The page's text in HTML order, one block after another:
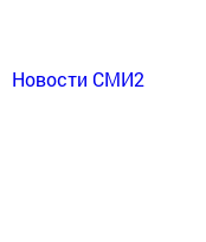
Новости СМИ2